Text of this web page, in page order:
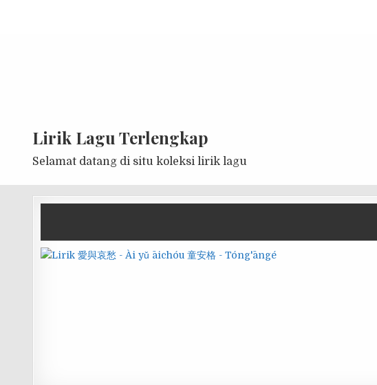
Lirik Lagu Terlengkap
Selamat datang di situ koleksi lirik lagu